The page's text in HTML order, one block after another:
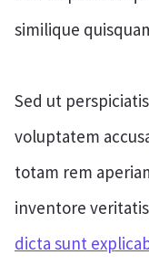
similique
Sed ut
voluptatem
totam rem
inventore
dicta sunt